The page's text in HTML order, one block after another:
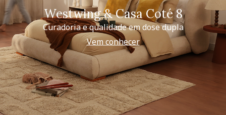
Westwing & Casa Coté 8
Curadoria e qualidade em dose dupla
Vem conhecer